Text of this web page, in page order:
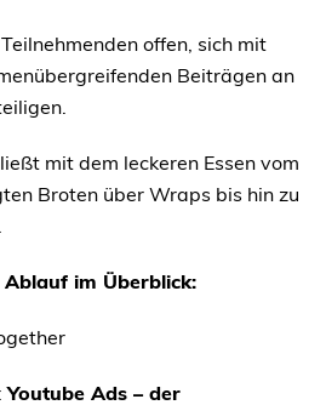
offen, sich mit
Beiträgen an
mit dem leckeren Essen vom
Broten über Wraps bis hin zu
im Überblick:
Youtube Ads – der